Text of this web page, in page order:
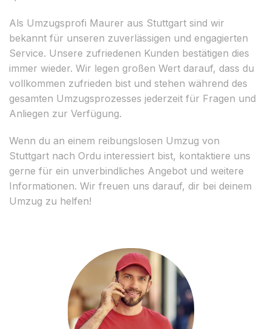
Als Umzugsprofi Maurer aus Stuttgart sind wir
bekannt für unseren zuverlässigen und engagierten
Service. Unsere zufriedenen Kunden bestätigen dies
immer wieder. Wir legen großen Wert darauf, dass du
vollkommen zufrieden bist und stehen während des
gesamten Umzugsprozesses jederzeit für Fragen und
Anliegen zur Verfügung.
Wenn du an einem reibungslosen Umzug von
Stuttgart nach Ordu interessiert bist, kontaktiere uns
gerne für ein unverbindliches Angebot und weitere
Informationen. Wir freuen uns darauf, dir bei deinem
Umzug zu helfen!